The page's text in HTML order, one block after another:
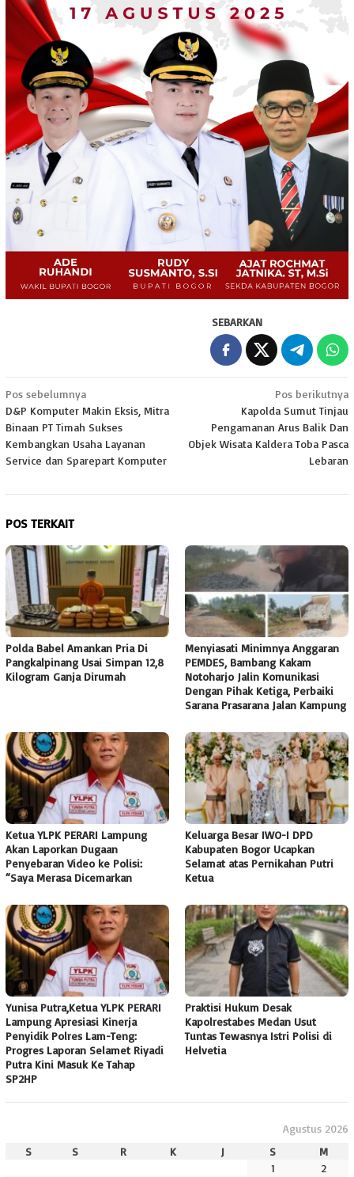
SEBARKAN
Navigasi
pos
Pos sebelumnya
D&P Komputer Makin Eksis, Mitra
Binaan PT Timah Sukses
Kembangkan Usaha Layanan
Service dan Sparepart Komputer
Pos berikutnya
Kapolda Sumut Tinjau
Pengamanan Arus Balik Dan
Objek Wisata Kaldera Toba Pasca
Lebaran
POS TERKAIT
Polda Babel Amankan Pria Di
Pangkalpinang Usai Simpan 12,8
Kilogram Ganja Dirumah
Menyiasati Minimnya Anggaran
PEMDES, Bambang Kakam
Notoharjo Jalin Komunikasi
Dengan Pihak Ketiga, Perbaiki
Sarana Prasarana Jalan Kampung
Ketua YLPK PERARI Lampung
Akan Laporkan Dugaan
Penyebaran Video ke Polisi:
“Saya Merasa Dicemarkan
Keluarga Besar IWO-I DPD
Kabupaten Bogor Ucapkan
Selamat atas Pernikahan Putri
Ketua
Yunisa Putra,Ketua YLPK PERARI
Lampung Apresiasi Kinerja
Penyidik Polres Lam-Teng:
Progres Laporan Selamet Riyadi
Putra Kini Masuk Ke Tahap
SP2HP
Praktisi Hukum Desak
Kapolrestabes Medan Usut
Tuntas Tewasnya Istri Polisi di
Helvetia
Agustus 2026
S
S R K J S
M
1
2